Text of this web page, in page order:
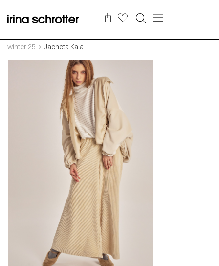
winter'25 Jacheta Kaia